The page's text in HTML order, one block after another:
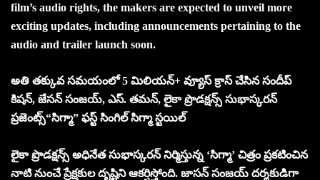
film’s audio rights, the makers are expected to unveil more
exciting updates, including announcements pertaining to the
audio and trailer launch soon.
అతి తక్కువ సమయంలో 5 మిలియన్+ వ్యూస్ క్రాస్ చేసిన సందీప్
కిషన్, జేసన్ సంజయ్, ఎస్. తమన్, లైకా ప్రొడక్షన్స్ సుభాస్కరన్
ప్రజెంట్స్“సిగ్మా” ఫస్ట్ సింగిల్ సిగ్మా స్టయిల్
లైకా ప్రొడక్షన్స్ అధినేత సుభాస్కరన్ నిర్మిస్తున్న ‘సిగ్మా’ చిత్రం ప్రకటించిన
నాటి నుంచే ప్రేక్షకుల దృష్టిని ఆకర్షిస్తోంది. జాసన్ సంజయ్ దర్శకుడిగా